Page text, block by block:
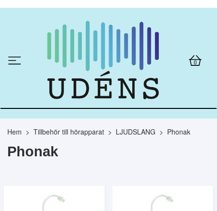
0
Hem Tillbehör till hörapparat LJUDSLANG Phonak
Phonak